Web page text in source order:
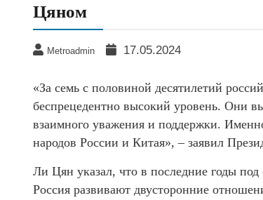
Цяном
Metroadmin 17.05.2024
«За семь с половиной десятилетий
беспрецедентно высокий уровень. Они
взаимного уважения и поддержки.
народов России и Китая», – заявил
Ли Цян указал, что в последние годы под
Россия развивают двусторонние